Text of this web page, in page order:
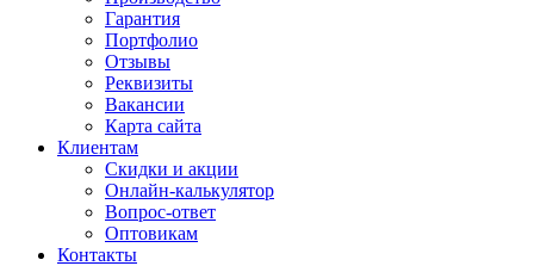
Гарантия
Портфолио
Отзывы
Реквизиты
Вакансии
Карта сайта
Клиентам
Скидки и акции
Онлайн-калькулятор
Вопрос-ответ
Оптовикам
Контакты